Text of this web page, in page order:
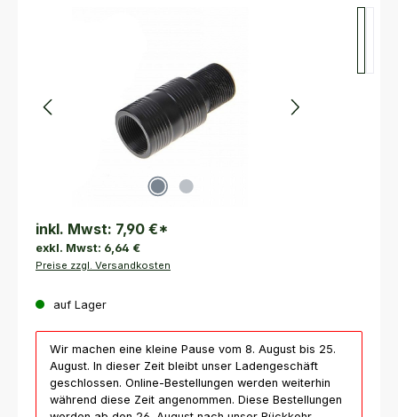
inkl. Mwst: 7,90 €*
exkl. Mwst: 6,64 €
Preise zzgl. Versandkosten
auf Lager
Wir machen eine kleine Pause vom 8. August bis 25.
August. In dieser Zeit bleibt unser Ladengeschäft
geschlossen. Online-Bestellungen werden weiterhin
während diese Zeit angenommen. Diese Bestellungen